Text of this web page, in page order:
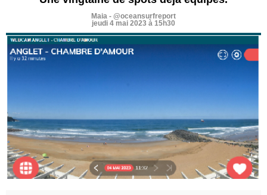
Maia - @oceansurfreport
jeudi 4 mai 2023 à 15h30